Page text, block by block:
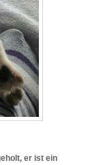
er ist ein